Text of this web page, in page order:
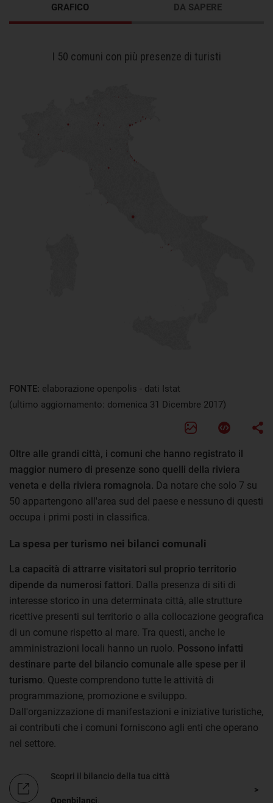
GRAFICO DA SAPERE
FONTE: elaborazione openpolis - dati Istat
(ultimo aggiornamento: domenica 31 Dicembre 2017)
Oltre alle grandi città, i comuni che hanno registrato il
maggior numero di presenze sono quelli della riviera
veneta e della riviera romagnola. Da notare che solo 7 su
50 appartengono all'area sud del paese e nessuno di questi
occupa i primi posti in classifica.
La spesa per turismo nei bilanci comunali
La capacità di attrarre visitatori sul proprio territorio
dipende da numerosi fattori . Dalla presenza di siti di
interesse storico in una determinata città, alle strutture
ricettive presenti sul territorio o alla collocazione geografica
di un comune rispetto al mare. Tra questi, anche le
amministrazioni locali hanno un ruolo. Possono infatti
destinare parte del bilancio comunale alle spese per il
turismo . Queste comprendono tutte le attività di
programmazione, promozione e sviluppo.
Dall'organizzazione di manifestazioni e iniziative turistiche,
ai contributi che i comuni forniscono agli enti che operano
nel settore.
Scopri il bilancio della tua città
Openbilanci